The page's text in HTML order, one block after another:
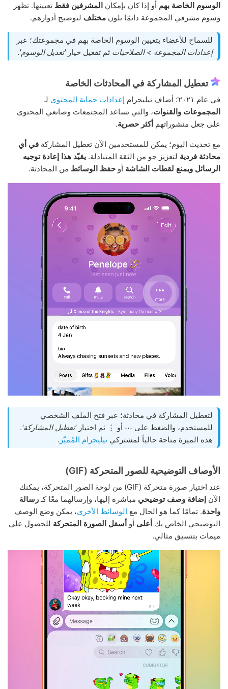
الوسوم الخاصة بهم أو إذا كان بإمكان المشرفين فقط تعيينها. تظهر
وسوم مشرفي المجموعة دائمًا بلون مختلف لتوضيح أدوارهم.
للسماح للأعضاء بتعيين الوسوم الخاصة بهم في مجموعتك؛ عبر
إعدادات المجموعة > الصلاحيات ثم تفعيل خيار'تعديل الوسوم'.
تعطيل المشاركة في المحادثات الخاصة
في عام ٢٠٢١؛ أضاف تيليجرام إعدادات حماية المحتوى لـ
المجموعات والقنوات، والتي تساعد المجتمعات وصانعي المحتوى
على جعل منشوراتهم أكثر حصرية.
مع تحديث اليوم؛ يمكن للمستخدمين الآن تعطيل المشاركة في أي
محادثة فردية لتعزيز جو من الثقة المتبادلة. يقيّد هذا إعادة توجيه
الرسائل ويمنع لقطات الشاشة أو حفظ الوسائط من المحادثة.
لتعطيل المشاركة في محادثة؛ عبر فتح الملف الشخصي
للمستخدم، والضغط على ⋯ أو ⋮ ثم اختيار'تعطيل المشاركة'.
هذه الميزة متاحة حالياً لمشتركي تيليجرام المُميّز .
الأوصاف التوضيحية للصور المتحركة (GIF)
عند اختيار صورة متحركة (GIF) من لوحة الصور المتحركة، يمكنك
الآن إضافة وصف توضيحي مباشرة إليها، وإرسالهما معًا كـرسالة
واحدة. تمامًا كما هو الحال مع الوسائط الأخرى، يمكن وضع الوصف
التوضيحي الخاص بك أعلى أو أسفل الصورة المتحركة للحصول على
ميمات بتنسيق مثالي.